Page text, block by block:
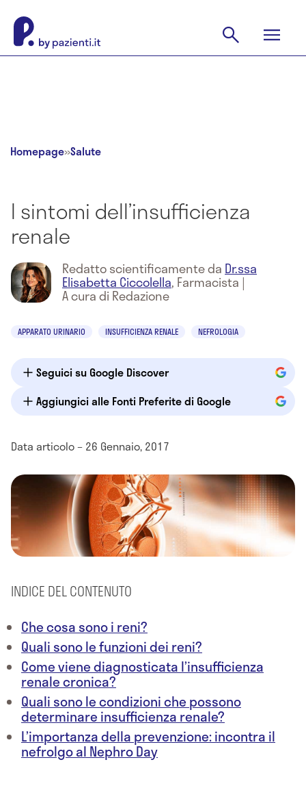
Homepage»Salute
I sintomi dell’insufficienza
renale
Redatto scientificamente da Dr.ssa
Elisabetta Ciccolella, Farmacista |
A cura di Redazione
APPARATO URINARIO INSUFFICIENZA RENALE NEFROLOGIA
Seguici su Google Discover
Aggiungici alle Fonti Preferite di Google
Data articolo – 26 Gennaio, 2017
INDICE DEL CONTENUTO
Che cosa sono i reni?
Quali sono le funzioni dei reni?
Come viene diagnosticata l’insufficienza
renale cronica?
Quali sono le condizioni che possono
determinare insufficienza renale?
L’importanza della prevenzione: incontra il
nefrolgo al Nephro Day